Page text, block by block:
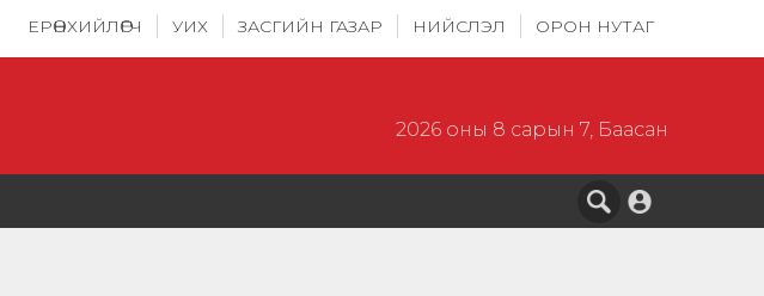
ЕРӨНХИЙЛӨГЧ УИХ ЗАСГИЙН ГАЗАР НИЙСЛЭЛ ОРОН НУТАГ
2026 оны 8 сарын 7, Баасан